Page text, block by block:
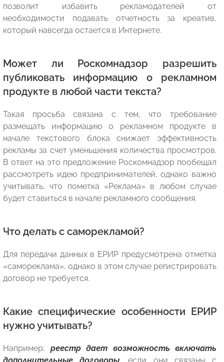
позволит избавить рекламодателей от
необходимости подавать отчетность за креатив,
который навсегда остается в Интернете.
Может ли Роскомнадзор разрешить
публиковать информацию о рекламном
продукте в любой части текста?
Такая просьба связана с тем, что требование
размещать информацию о рекламном продукте в
начале текстового блока снижает эффективность
рекламы за счет уменьшения количества просмотров.
В ответ на это предложение Роскомнадзор пообещал
рассмотреть идею предпринимателей, однако важно
учитывать, что пометка «Реклама» в любом случае
будет ставиться в начале рекламного сообщения.
Что делать с саморекламой?
Для передачи данных в ЕРИР предусмотрена отметка
«самореклама», однако в этом случае регистрировать
договор не требуется.
Какие специфические особенности ЕРИР
нужно учитывать?
Например, реестр дает возможность включать